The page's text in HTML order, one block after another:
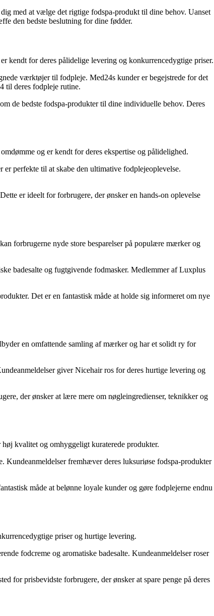
med at vælge det rigtige fodspa-produkt til dine behov. Uanset
den bedste beslutning for dine fødder.
kendt for deres pålidelige levering og konkurrencedygtige priser.
værktøjer til fodpleje. Med24s kunder er begejstrede for det
til deres fodpleje rutine.
de bedste fodspa-produkter til dine individuelle behov. Deres
og er kendt for deres ekspertise og pålidelighed.
perfekte til at skabe den ultimative fodplejeoplevelse.
er ideelt for forbrugere, der ønsker en hands-on oplevelse
forbrugerne nyde store besparelser på populære mærker og
badesalte og fugtgivende fodmasker. Medlemmer af Luxplus
Det er en fantastisk måde at holde sig informeret om nye
en omfattende samling af mærker og har et solidt ry for
giver Nicehair ros for deres hurtige levering og
der ønsker at lære mere om nøgleingredienser, teknikker og
kvalitet og omhyggeligt kuraterede produkter.
Kundeanmeldelser fremhæver deres luksuriøse fodspa-produkter
måde at belønne loyale kunder og gøre fodplejerne endnu
priser og hurtige levering.
fodcreme og aromatiske badesalte. Kundeanmeldelser roser
for prisbevidste forbrugere, der ønsker at spare penge på deres